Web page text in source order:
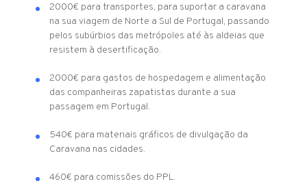
2000€ para transportes, para suportar a caravana
na sua viagem de Norte a Sul de Portugal, passando
pelos subúrbios das metrópoles até às aldeias que
resistem à desertificação.
2000€ para gastos de hospedagem e alimentação
das companheiras zapatistas durante a sua
passagem em Portugal.
540€ para materiais gráficos de divulgação da
Caravana nas cidades.
460€ para comissões do PPL.